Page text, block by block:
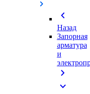
chevron_left
Назад
Запорная
арматура
и
chevron_right
expand_more